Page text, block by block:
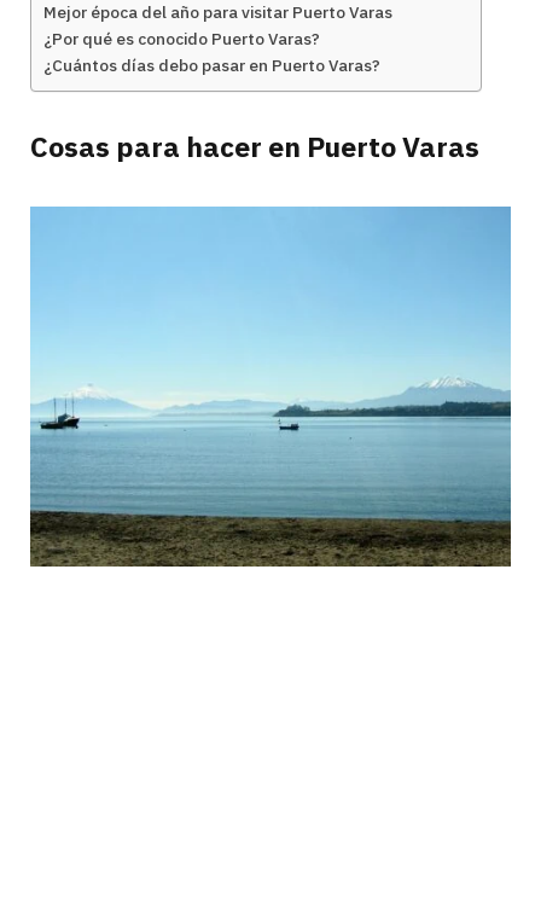
Mejor época del año para visitar Puerto Varas
¿Por qué es conocido Puerto Varas?
¿Cuántos días debo pasar en Puerto Varas?
Cosas para hacer en Puerto Varas